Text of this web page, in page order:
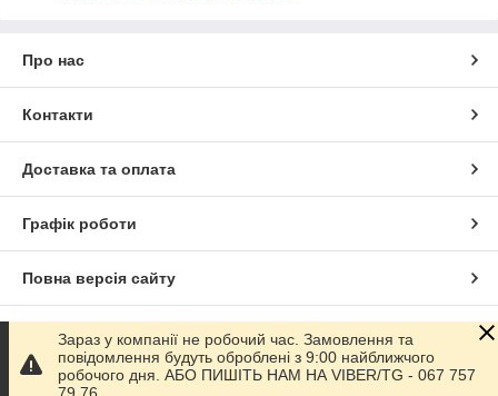
Про нас
Контакти
Доставка та оплата
Графік роботи
Повна версія сайту
Сайт створено на маркетплейсі Prom.ua
Політика конфіденційності
Зараз у компанії не робочий час. Замовлення та
повідомлення будуть оброблені з 9:00 найближчого
робочого дня. АБО ПИШІТЬ НАМ НА VIBER/TG - 067 757